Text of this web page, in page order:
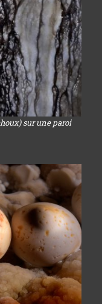
sur une paroi